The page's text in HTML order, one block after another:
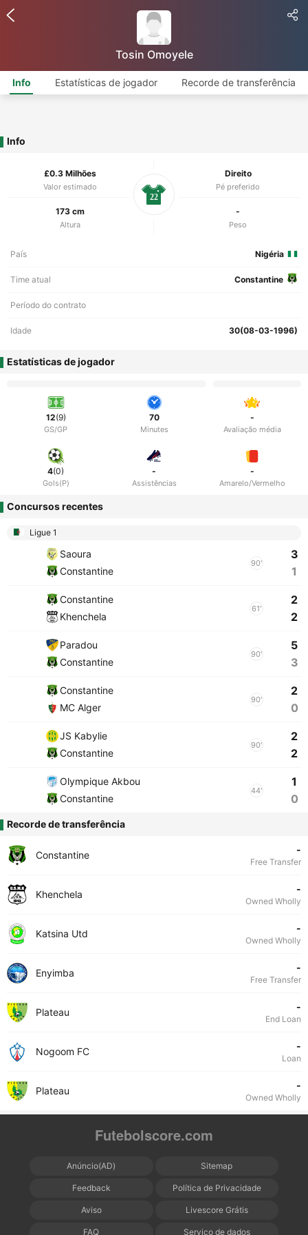
Tosin Omoyele
Info Estatísticas de jogador Recorde de transferência
Info
£0.3 Milhões
Valor estimado
Direito
Pé preferido
173 cm
Altura
-
Peso
22
País Nigéria
Time atual Constantine
Período do contrato
Idade 30(08-03-1996)
Estatísticas de jogador
12(9)
GS/GP
70
Minutes
-
Avaliação média
4(0)
Gols(P)
-
Assistências
-
Amarelo/Vermelho
Concursos recentes
Ligue 1
Saoura
Constantine
90'
3
1
Constantine
Khenchela
61'
2
2
Paradou
Constantine
90'
5
3
Constantine
MC Alger
90'
2
0
JS Kabylie
Constantine
90'
2
2
Olympique Akbou
Constantine
44'
1
0
Recorde de transferência
Constantine -
Free Transfer
Khenchela -
Owned Wholly
Katsina Utd -
Owned Wholly
Enyimba -
Free Transfer
Plateau -
End Loan
Nogoom FC -
Loan
Plateau -
Owned Wholly
Futebolscore.com
Anúncio(AD) Sitemap
Feedback Política de Privacidade
Aviso Livescore Grátis
FAQ Serviço de dados